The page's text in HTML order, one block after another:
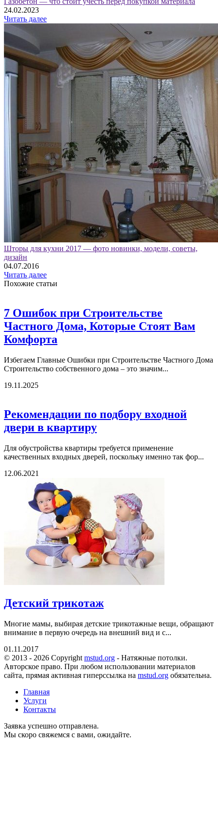
24.02.2023
Читать далее
Шторы для кухни 2017 — фото новинки, модели, советы,
дизайн
04.07.2016
Читать далее
Похожие статьи
7 Ошибок при Строительстве
Частного Дома, Которые Стоят Вам
Комфорта
Избегаем Главные Ошибки при Строительстве Частного Дома
Строительство собственного дома – это значим...
19.11.2025
Рекомендации по подбору входной
двери в квартиру
Для обустройства квартиры требуется применение
качественных входных дверей, поскольку именно так фор...
12.06.2021
Детский трикотаж
Многие мамы, выбирая детские трикотажные вещи, обращают
внимание в первую очередь на внешний вид и с...
01.11.2017
© 2013 - 2026 Copyright mstud.org - Натяжные потолки.
Авторское право. При любом использовании материалов
сайта, прямая активная гиперссылка на mstud.org обязательна.
Главная
Услуги
Контакты
Заявка успешно отправлена.
Мы скоро свяжемся с вами, ожидайте.